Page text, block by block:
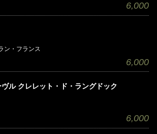
6,000
ン・フランス
6,000
ル クレレット・ド・ラングドック
6,000